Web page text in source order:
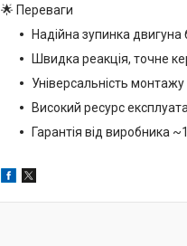
🌟 Переваги
Надійна зупинка
Швидка реакція, точне
Універсальність монтажу
Високий ресурс
Гарантія від виробника